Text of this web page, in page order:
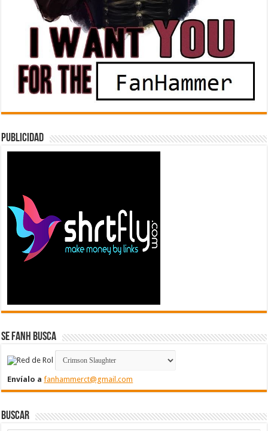
Publicidad
Se FanH Busca
Envíalo afanhammerct@gmail.com
Buscar